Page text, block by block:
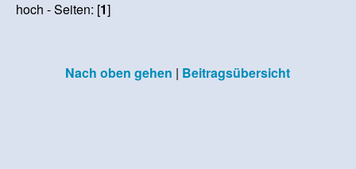
hoch - Seiten: [1]
Nach oben gehen | Beitragsübersicht